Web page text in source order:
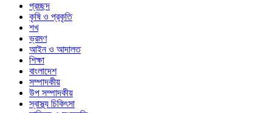
প্রচ্ছদ
কৃষি ও প্রকৃতি
শখ
ভ্রমণ
আইন ও আদালত
শিক্ষা
বাংলাদেশ
সম্পাদকীয়
উপ সম্পাদকীয়
স্বাস্থ্য চিকিৎসা